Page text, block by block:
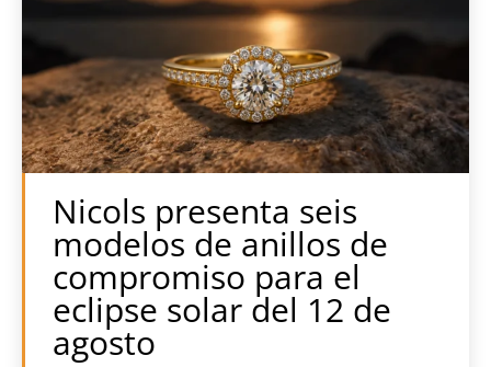
Nicols presenta seis
modelos de anillos de
compromiso para el
eclipse solar del 12 de
agosto